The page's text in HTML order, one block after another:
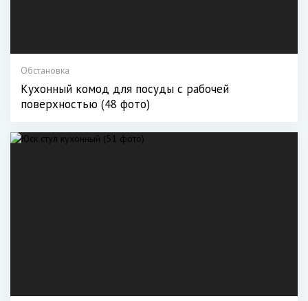
Обстановка
Кухонный комод для посуды с рабочей
поверхностью (48 фото)